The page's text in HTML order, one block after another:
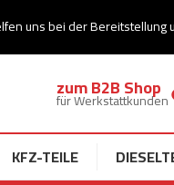
uns bei der Bereitstellung
zum B2B Shop
für Werkstattkunden
KFZ-TEILE